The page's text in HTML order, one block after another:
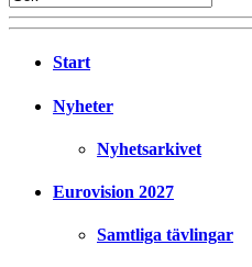
Start
Nyheter
Nyhetsarkivet
Eurovision 2027
Samtliga tävlingar